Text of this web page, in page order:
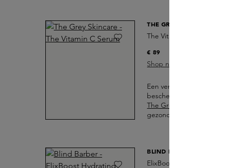
THE GREY SKINCARE
The Vitamin C Serum
€ 89
Shop nu
Een vermoeide of doffe huid
beschermt en energie
The Grey
gezonde glow.
BLIND BARBER
ElixBoost Hydrating Balm